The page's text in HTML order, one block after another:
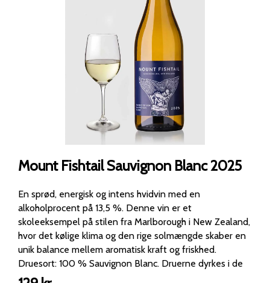
Mount Fishtail Sauvignon Blanc 2025
En sprød, energisk og intens hvidvin med en
alkoholprocent på 13,5 %. Denne vin er et
skoleeksempel på stilen fra Marlborough i New Zealand,
hvor det kølige klima og den rige solmængde skaber en
unik balance mellem aromatisk kraft og friskhed.
Druesort: 100 % Sauvignon Blanc. Druerne dyrkes i de
stenrige flodaflejringer i Wairau Valley. Jorden